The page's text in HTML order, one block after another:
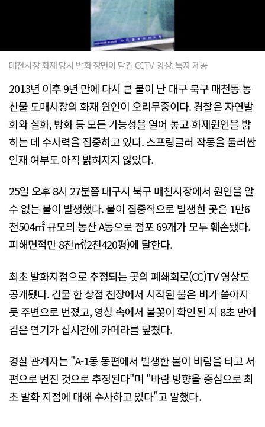
매천시장 화재 당시 발화 장면이 담긴 CCTV 영상. 독자 제공
2013년 이후 9년 만에 다시 큰 불이 난 대구 북구 매천동 농
산물 도매시장의 화재 원인이 오리무중이다. 경찰은 자연발
화와 실화, 방화 등 모든 가능성을 열어 놓고 화재원인을 밝
히는 데 수사력을 집중하고 있다. 스프링클러 작동을 둘러싼
인재 여부도 아직 밝혀지지 않았다.
25일 오후 8시 27분쯤 대구시 북구 매천시장에서 원인을 알
수 없는 불이 발생했다. 불이 집중적으로 발생한 곳은 1만6
천504㎡ 규모의 농산 A동으로 점포 69개가 모두 훼손됐다.
피해면적만 8천㎡(2천420평)에 달한다.
최초 발화지점으로 추정되는 곳의 폐쇄회로(CC)TV 영상도
공개됐다. 건물 한 상점 천장에서 시작된 불은 비가 쏟아지
듯 주변으로 번졌고, 영상 속에서 불꽃이 확인된 지 8초 만에
검은 연기가 삽시간에 카메라를 덮쳤다.
경찰 관계자는 "A-1동 동편에서 발생한 불이 바람을 타고 서
편으로 번진 것으로 추정된다"며 "바람 방향을 중심으로 최
초 발화 지점에 대해 수사하고 있다"고 말했다.